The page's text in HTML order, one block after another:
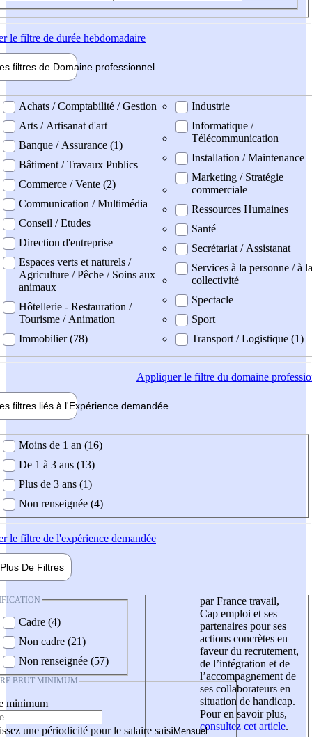
le filtre de durée hebdomadaire
filtres de Domaine professionnel
professionel
Achats / Comptabilité / Gestion
Arts / Artisanat d'art
Banque / Assurance (1)
Bâtiment / Travaux Publics
Commerce / Vente (2)
Communication / Multimédia
Conseil / Etudes
Direction d'entreprise
Espaces verts et naturels /
Agriculture / Pêche / Soins aux
animaux
Hôtellerie - Restauration /
Tourisme / Animation
Immobilier (78)
Industrie
Informatique /
Télécommunication
Installation / Maintenance
Marketing / Stratégie
commerciale
Ressources Humaines
Santé
Secrétariat / Assistanat
Services à la personne / à la
collectivité
Spectacle
Sport
Transport / Logistique (1)
Appliquerle filtre du domaine
filtres liés à l'Expérience demandée
demandée
Moins de 1 an (16)
De 1 à 3 ans (13)
Plus de 3 ans (1)
Non renseignée (4)
le filtre de l'expérience demandée
Plus De Filtres
Cadre (4)
Non cadre (21)
Non renseignée (57)
BRUT MINIMUM
minimum
une périodicité pour le salaire saisi
par France travail,
Cap emploi et ses
partenaires pour ses
actions concrètes en
faveur du recrutement,
de l’intégration et de
l’accompagnement de
ses collaborateurs en
situation de handicap.
Pour en savoir plus,
consultez cet article.